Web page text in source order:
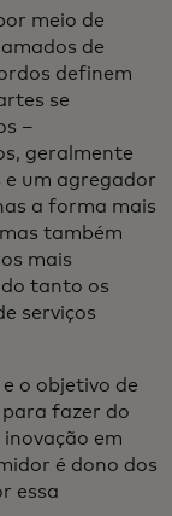
meio de
de
definem
se
–
geralmente
um agregador
a forma mais
também
mais
tanto os
serviços
o objetivo de
fazer do
em
é dono dos
essa